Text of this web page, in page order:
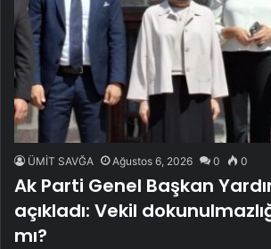
ÜMİT SAVĞA Ağustos 6, 2026 0 0
Ak Parti Genel Başkan
açıkladı: Vekil
mı?